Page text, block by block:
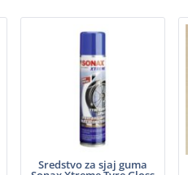
Sredstvo za sjaj guma